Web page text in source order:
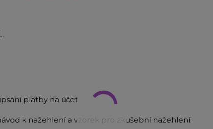
platby na účet
k nažehlení a vzorek pro zkušební nažehlení.